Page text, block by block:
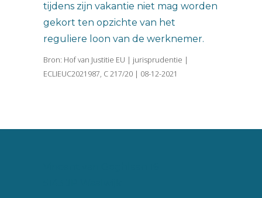
tijdens zijn vakantie niet mag worden
gekort ten opzichte van het
reguliere loon van de werknemer.
Bron: Hof van Justitie EU | jurisprudentie |
ECLIEUC2021987, C 217/20 | 08-12-2021